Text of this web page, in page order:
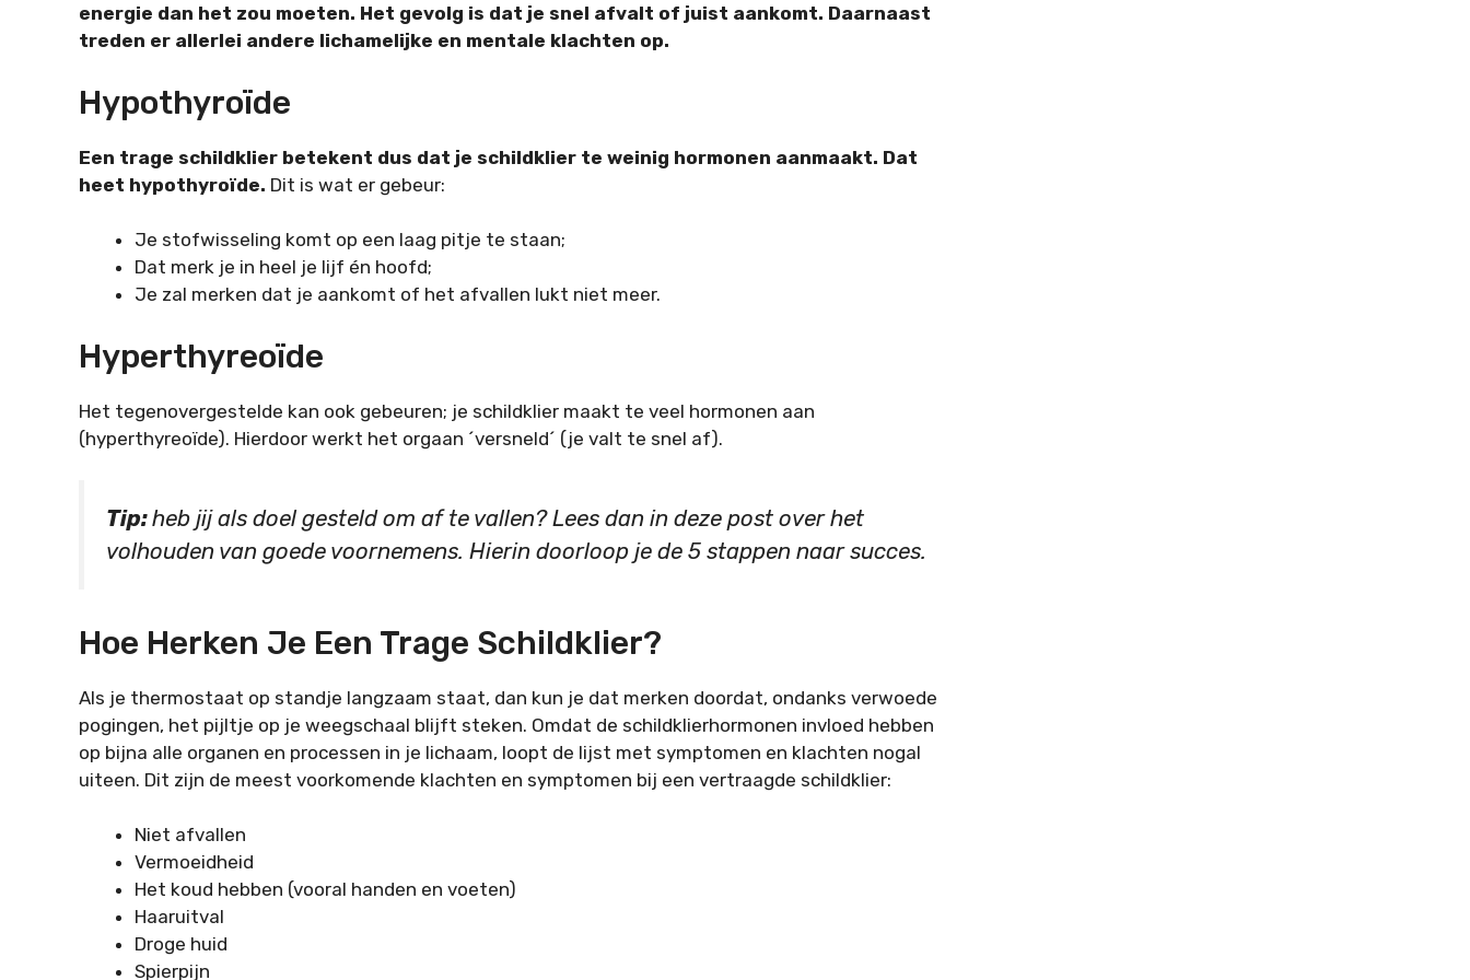
energie dan het zou moeten. Het gevolg is dat je snel afvalt of juist aankomt. Daarnaast
treden er allerlei andere lichamelijke en mentale klachten op.
Hypothyroïde
Een trage schildklier betekent dus dat je schildklier te weinig hormonen aanmaakt. Dat
heet hypothyroïde. Dit is wat er gebeur:
Je stofwisseling komt op een laag pitje te staan;
Dat merk je in heel je lijf én hoofd;
Je zal merken dat je aankomt of het afvallen lukt niet meer.
Hyperthyreoïde
Het tegenovergestelde kan ook gebeuren; je schildklier maakt te veel hormonen aan
(hyperthyreoïde). Hierdoor werkt het orgaan ´versneld´ (je valt te snel af).
Tip:heb jij als doel gesteld om af te vallen? Lees dan in deze post over het
volhouden van goede voornemens. Hierin doorloop je de 5 stappen naar succes.
Hoe Herken Je Een Trage Schildklier?
Als je thermostaat op standje langzaam staat, dan kun je dat merken doordat, ondanks verwoede
pogingen, het pijltje op je weegschaal blijft steken. Omdat de schildklierhormonen invloed hebben
op bijna alle organen en processen in je lichaam, loopt de lijst met symptomen en klachten nogal
uiteen. Dit zijn de meest voorkomende klachten en symptomen bij een vertraagde schildklier:
Niet afvallen
Vermoeidheid
Het koud hebben (vooral handen en voeten)
Haaruitval
Droge huid
Spierpijn